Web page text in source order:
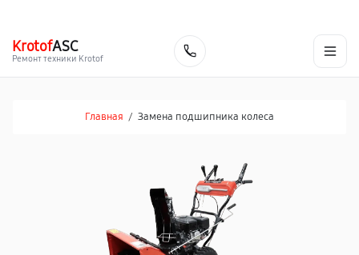
KrotofASC
Ремонт техники Krotof
Главная / Замена подшипника колеса